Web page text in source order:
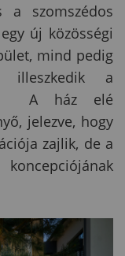
szomszédos
új közösségi
mind pedig
illeszkedik a
A ház elé
jelezve, hogy
zajlik, de a